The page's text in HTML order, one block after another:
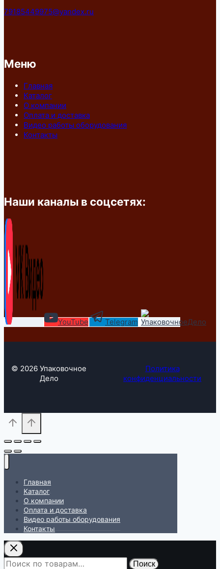
79185449975@yandex.ru
Меню
Главная
Каталог
О компании
Оплата и доставка
Видео работы оборудования
Контакты
Наши каналы в соцсетях:
YouTube Telegram
© 2026 Упаковочное
Дело
Политика
конфиденциальности
Главная
Каталог
О компании
Оплата и доставка
Видео работы оборудования
Контакты
Искать: Поиск